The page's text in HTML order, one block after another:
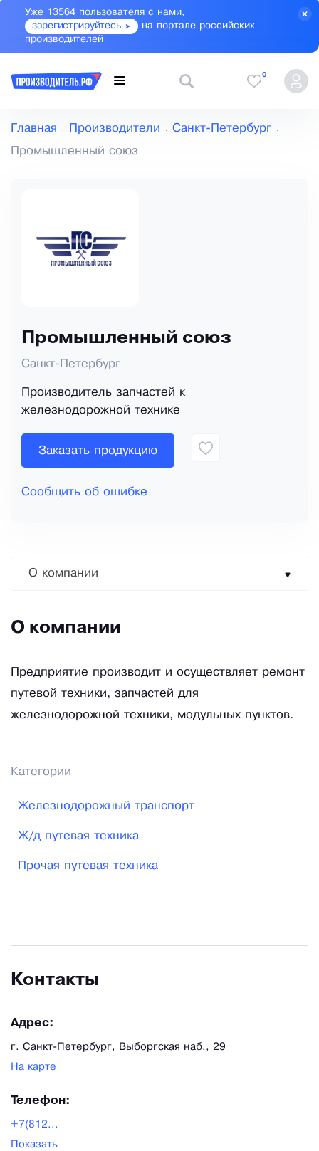
Уже 13564 пользователя с нами,
зарегистрируйтесь
на портале российских
производителей
0
Главная Производители Санкт-Петербург
Промышленный союз
Промышленный союз
Санкт-Петербург
Производитель запчастей к
железнодорожной технике
Заказать продукцию
Сообщить об ошибке
О компании
О компании
Предприятие производит и осуществляет ремонт
путевой техники, запчастей для
железнодорожной техники, модульных пунктов.
Категории
Железнодорожный транспорт
Ж/д путевая техника
Прочая путевая техника
Контакты
Адрес:
г. Санкт-Петербург, Выборгская наб., 29
На карте
Телефон:
+7(812...
Показать